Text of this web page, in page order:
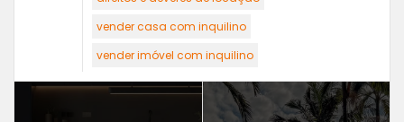
vender casa com inquilino
vender imóvel com inquilino